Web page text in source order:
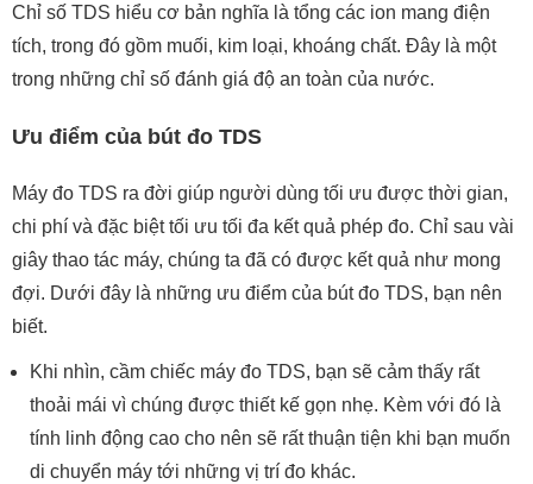
Chỉ số TDS hiểu cơ bản nghĩa là tổng các ion mang điện
tích, trong đó gồm muối, kim loại, khoáng chất. Đây là một
trong những chỉ số đánh giá độ an toàn của nước.
Ưu điểm của bút đo TDS
Máy đo TDS ra đời giúp người dùng tối ưu được thời gian,
chi phí và đặc biệt tối ưu tối đa kết quả phép đo. Chỉ sau vài
giây thao tác máy, chúng ta đã có được kết quả như mong
đợi. Dưới đây là những ưu điểm của bút đo TDS, bạn nên
biết.
Khi nhìn, cầm chiếc máy đo TDS, bạn sẽ cảm thấy rất
thoải mái vì chúng được thiết kế gọn nhẹ. Kèm với đó là
tính linh động cao cho nên sẽ rất thuận tiện khi bạn muốn
di chuyển máy tới những vị trí đo khác.